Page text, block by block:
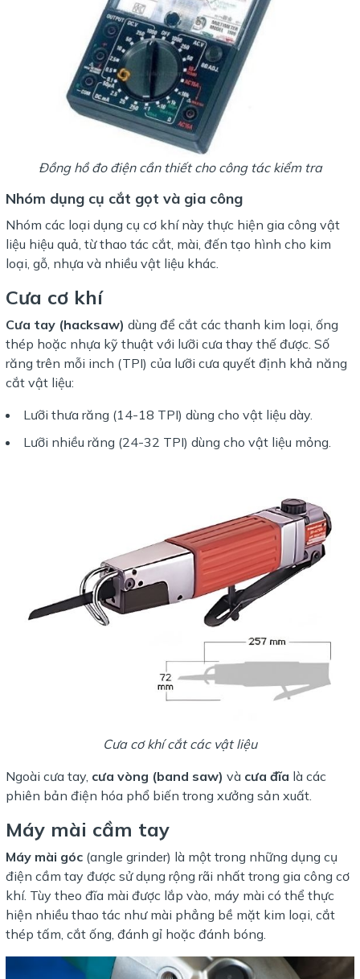
Đồng hồ đo điện cần thiết cho công tác kiểm tra
Nhóm dụng cụ cắt gọt và gia công
Nhóm các loại dụng cụ cơ khí này thực hiện gia công vật
liệu hiệu quả, từ thao tác cắt, mài, đến tạo hình cho kim
loại, gỗ, nhựa và nhiều vật liệu khác.
Cưa cơ khí
Cưa tay (hacksaw) dùng để cắt các thanh kim loại, ống
thép hoặc nhựa kỹ thuật với lưỡi cưa thay thế được. Số
răng trên mỗi inch (TPI) của lưỡi cưa quyết định khả năng
cắt vật liệu:
Lưỡi thưa răng (14-18 TPI) dùng cho vật liệu dày.
Lưỡi nhiều răng (24-32 TPI) dùng cho vật liệu mỏng.
Cưa cơ khí cắt các vật liệu
Ngoài cưa tay, cưa vòng (band saw) và cưa đĩa là các
phiên bản điện hóa phổ biến trong xưởng sản xuất.
Máy mài cầm tay
Máy mài góc (angle grinder) là một trong những dụng cụ
điện cầm tay được sử dụng rộng rãi nhất trong gia công cơ
khí. Tùy theo đĩa mài được lắp vào, máy mài có thể thực
hiện nhiều thao tác như mài phẳng bề mặt kim loại, cắt
thép tấm, cắt ống, đánh gỉ hoặc đánh bóng.